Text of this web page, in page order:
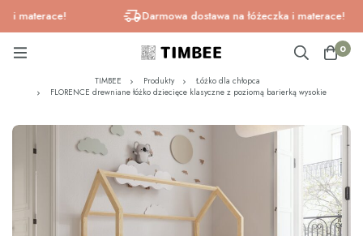
Darmowa dostawa na łóżeczka i materace!
0
TIMBEE Produkty
Łóżko dla chłopca
FLORENCE drewniane łóżko dziecięce klasyczne z poziomą barierką wysokie